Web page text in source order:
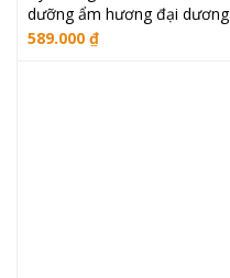
dưỡng ẩm hương đại dương
589.000 ₫